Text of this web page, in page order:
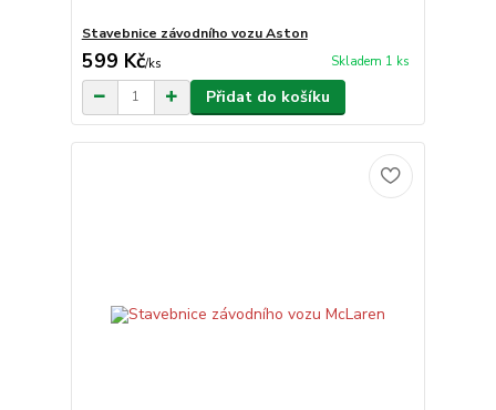
Stavebnice závodního vozu Aston
599 Kč/ks Skladem 1 ks
Přidat do košíku